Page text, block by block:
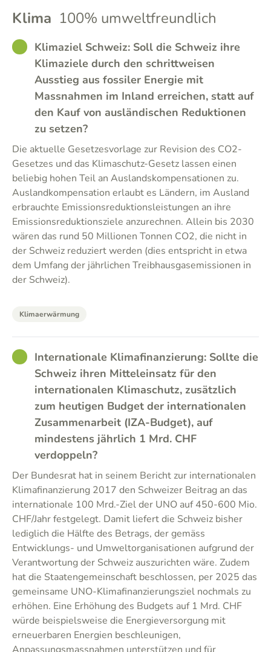
Klima 100% umweltfreundlich
GOODKlimaziel Schweiz: Soll die Schweiz ihre
Klimaziele durch den schrittweisen
Ausstieg aus fossiler Energie mit
Massnahmen im Inland erreichen, statt auf
den Kauf von ausländischen Reduktionen
zu setzen?
Die aktuelle Gesetzesvorlage zur Revision des CO2-
Gesetzes und das Klimaschutz-Gesetz lassen einen
beliebig hohen Teil an Auslandskompensationen zu.
Auslandkompensation erlaubt es Ländern, im Ausland
erbrauchte Emissionsreduktionsleistungen an ihre
Emissionsreduktionsziele anzurechnen. Allein bis 2030
wären das rund 50 Millionen Tonnen CO2, die nicht in
der Schweiz reduziert werden (dies entspricht in etwa
dem Umfang der jährlichen Treibhausgasemissionen in
der Schweiz).
Klimaerwärmung
GOODInternationale Klimafinanzierung: Sollte die
Schweiz ihren Mitteleinsatz für den
internationalen Klimaschutz, zusätzlich
zum heutigen Budget der internationalen
Zusammenarbeit (IZA-Budget), auf
mindestens jährlich 1 Mrd. CHF
verdoppeln?
Der Bundesrat hat in seinem Bericht zur internationalen
Klimafinanzierung 2017 den Schweizer Beitrag an das
internationale 100 Mrd.-Ziel der UNO auf 450-600 Mio.
CHF/Jahr festgelegt. Damit liefert die Schweiz bisher
lediglich die Hälfte des Betrags, der gemäss
Entwicklungs- und Umweltorganisationen aufgrund der
Verantwortung der Schweiz auszurichten wäre. Zudem
hat die Staatengemeinschaft beschlossen, per 2025 das
gemeinsame UNO-Klimafinanzierungsziel nochmals zu
erhöhen. Eine Erhöhung des Budgets auf 1 Mrd. CHF
würde beispielsweise die Energieversorgung mit
erneuerbaren Energien beschleunigen,